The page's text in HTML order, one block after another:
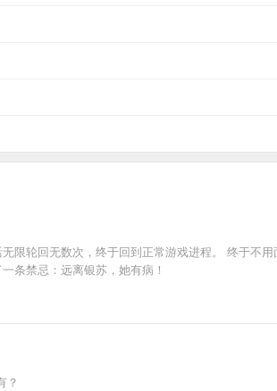
限轮回无数次，终于回到正常游戏进程。 终于不
条禁忌：远离银苏，她有病！
？